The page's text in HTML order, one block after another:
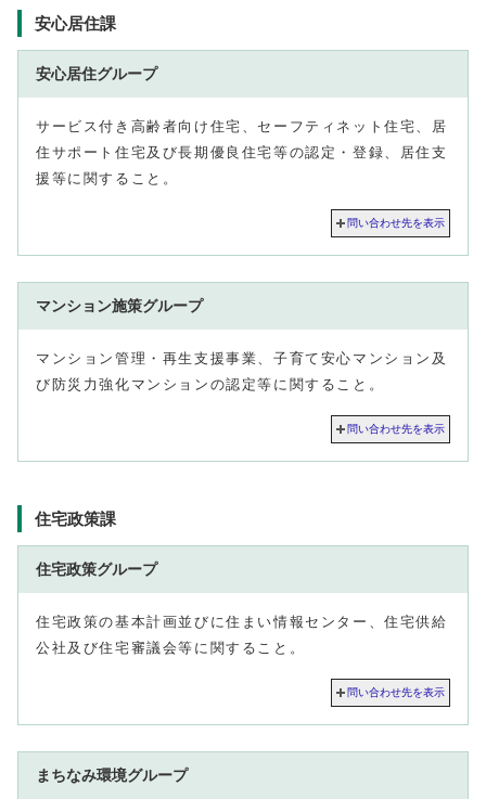
安心居住課
安心居住グループ
サービス付き高齢者向け住宅、セーフティネット住宅、居
住サポート住宅及び長期優良住宅等の認定・登録、居住支
援等に関すること。
問い合わせ先を表示
マンション施策グループ
マンション管理・再生支援事業、子育て安心マンション及
び防災力強化マンションの認定等に関すること。
問い合わせ先を表示
住宅政策課
住宅政策グループ
住宅政策の基本計画並びに住まい情報センター、住宅供給
公社及び住宅審議会等に関すること。
問い合わせ先を表示
まちなみ環境グループ